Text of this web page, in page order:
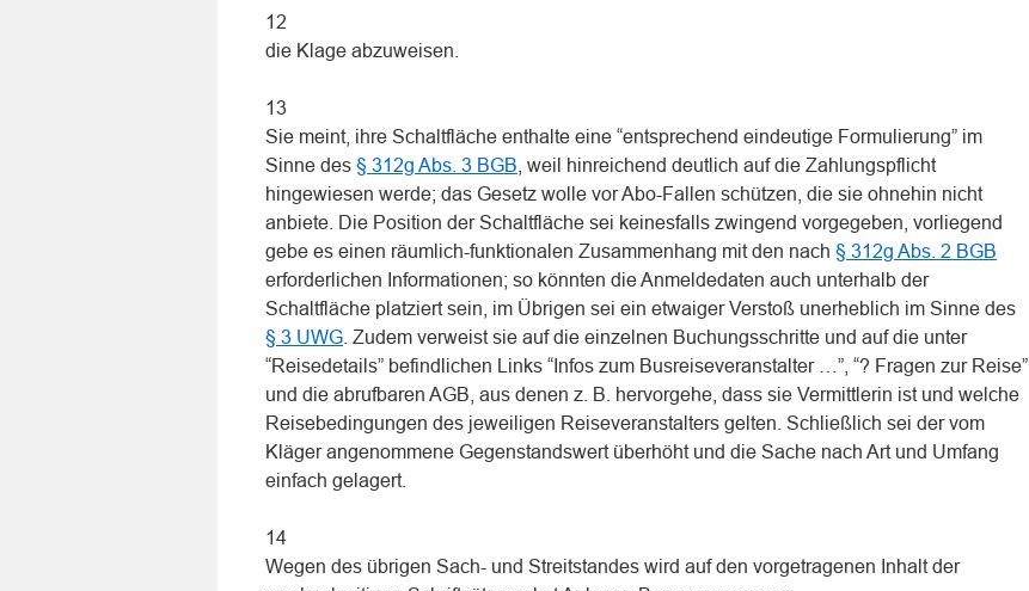
12
die Klage abzuweisen.
13
Sie meint, ihre Schaltfläche enthalte eine “entsprechend eindeutige Formulierung” im
Sinne des § 312g Abs. 3 BGB , weil hinreichend deutlich auf die Zahlungspflicht
hingewiesen werde; das Gesetz wolle vor Abo-Fallen schützen, die sie ohnehin nicht
anbiete. Die Position der Schaltfläche sei keinesfalls zwingend vorgegeben, vorliegend
gebe es einen räumlich-funktionalen Zusammenhang mit den nach § 312g Abs. 2 BGB
erforderlichen Informationen; so könnten die Anmeldedaten auch unterhalb der
Schaltfläche platziert sein, im Übrigen sei ein etwaiger Verstoß unerheblich im Sinne des
§ 3 UWG . Zudem verweist sie auf die einzelnen Buchungsschritte und auf die unter
“Reisedetails” befindlichen Links “Infos zum Busreiseveranstalter …”, “? Fragen zur Reise”
und die abrufbaren AGB, aus denen z. B. hervorgehe, dass sie Vermittlerin ist und welche
Reisebedingungen des jeweiligen Reiseveranstalters gelten. Schließlich sei der vom
Kläger angenommene Gegenstandswert überhöht und die Sache nach Art und Umfang
einfach gelagert.
14
Wegen des übrigen Sach- und Streitstandes wird auf den vorgetragenen Inhalt der